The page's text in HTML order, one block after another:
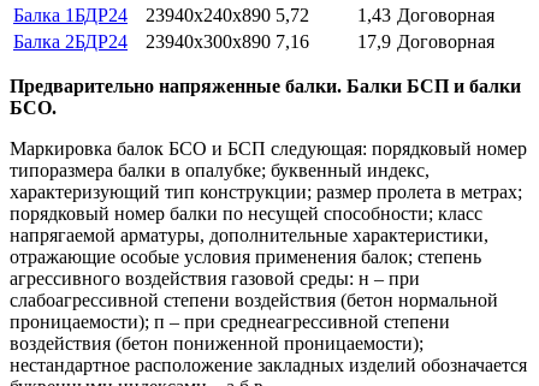
Балка 1БДР24
23940х240х890 5,72 1,43 Договорная
Балка 2БДР24
23940х300х890 7,16 17,9 Договорная
Предварительно напряженные балки. Балки БСП и балки
БСО.
Маркировка балок БСО и БСП следующая: порядковый номер
типоразмера балки в опалубке; буквенный индекс,
характеризующий тип конструкции; размер пролета в метрах;
порядковый номер балки по несущей способности; класс
напрягаемой арматуры, дополнительные характеристики,
отражающие особые условия применения балок; степень
агрессивного воздействия газовой среды: н – при
слабоагрессивной степени воздействия (бетон нормальной
проницаемости); п – при среднеагрессивной степени
воздействия (бетон пониженной проницаемости);
нестандартное расположение закладных изделий обозначается